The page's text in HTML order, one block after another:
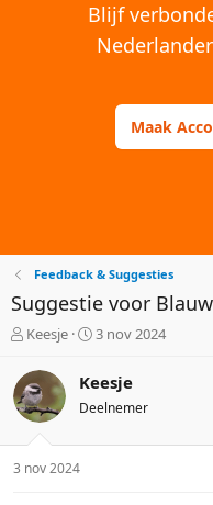
Blijf
Maak
Feedback & Suggesties
Suggestie voor
O
d
e
r
r
Keesje
S
r
t
3 nov 2024
Keesje
Deelnemer
3 nov 2024